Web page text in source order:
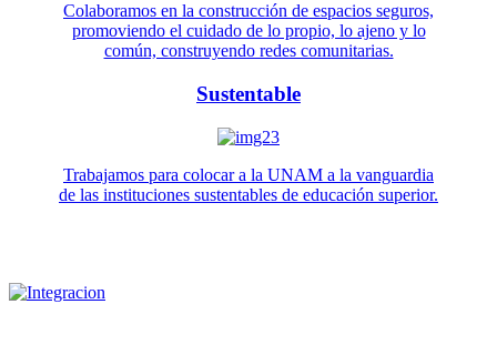
Colaboramos en la construcción de espacios seguros,
promoviendo el cuidado de lo propio, lo ajeno y lo
común, construyendo redes comunitarias.
Sustentable
Trabajamos para colocar a la UNAM a la vanguardia
de las instituciones sustentables de educación superior.